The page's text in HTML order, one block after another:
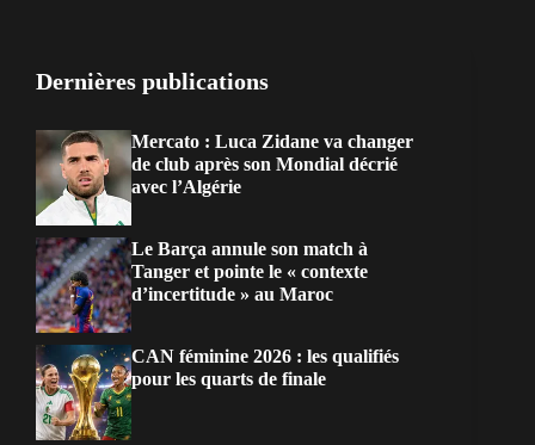
Dernières publications
Mercato : Luca Zidane va changer
de club après son Mondial décrié
avec l’Algérie
Le Barça annule son match à
Tanger et pointe le « contexte
d’incertitude » au Maroc
CAN féminine 2026 : les qualifiés
pour les quarts de finale